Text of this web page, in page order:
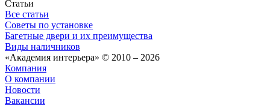
Статьи
Все статьи
Советы по установке
Багетные двери и их преимущества
Виды наличников
«Академия интерьера» © 2010 – 2026
Компания
О компании
Новости
Вакансии